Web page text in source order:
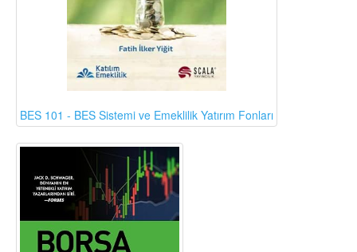
BES 101 - BES Sistemi ve Emeklilik Yatırım Fonları